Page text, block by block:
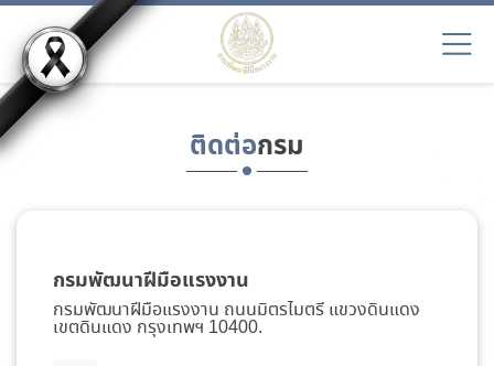
ติดต่อกรม
กรมพัฒนาฝีมือแรงงาน
กรมพัฒนาฝีมือแรงงาน ถนนมิตรไมตรี แขวงดินแดง
เขตดินแดง กรุงเทพฯ 10400.